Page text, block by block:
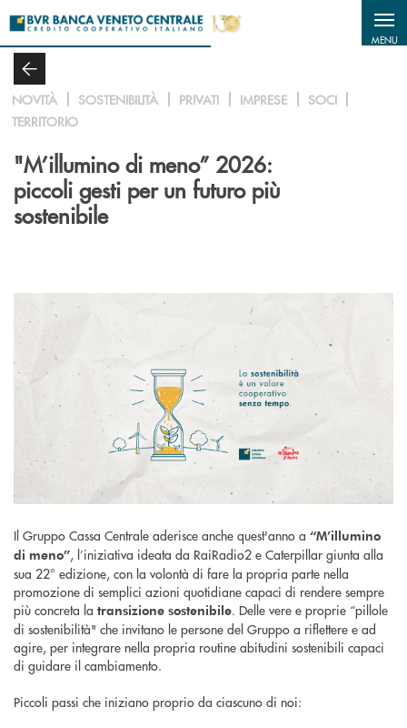
MENU
NOVITÀ SOSTENIBILITÀ PRIVATI IMPRESE
SOCI
TERRITORIO
"M’illumino di meno” 2026:
piccoli gesti per un futuro più
sostenibile
Il Gruppo Cassa Centrale aderisce anche quest'anno a “M’illumino
di meno”, l’iniziativa ideata da RaiRadio2 e Caterpillar giunta alla
sua 22° edizione, con la volontà di fare la propria parte nella
promozione di semplici azioni quotidiane capaci di rendere sempre
più concreta la transizione sostenibile. Delle vere e proprie “pillole
di sostenibilità" che invitano le persone del Gruppo a riflettere e ad
agire, per integrare nella propria routine abitudini sostenibili capaci
di guidare il cambiamento.
Piccoli passi che iniziano proprio da ciascuno di noi: